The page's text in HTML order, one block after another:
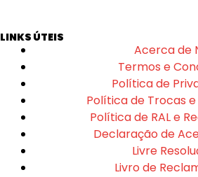
LINKS ÚTEIS
Acerca de
Termos e
Política de
Política de Trocas
Política de RAL e
Declaração de
Livre
Livro de